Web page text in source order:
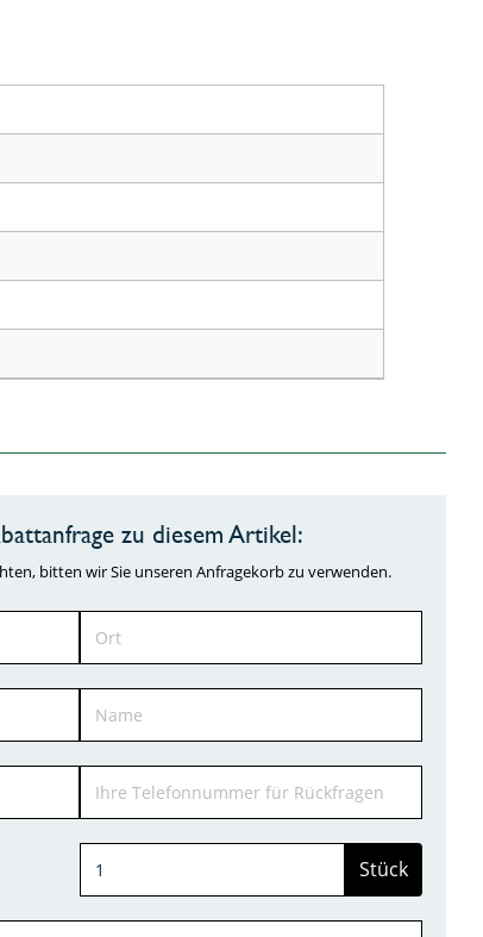
zu diesem Artikel:
bitten wir Sie unseren Anfragekorb zu verwenden.
Stück